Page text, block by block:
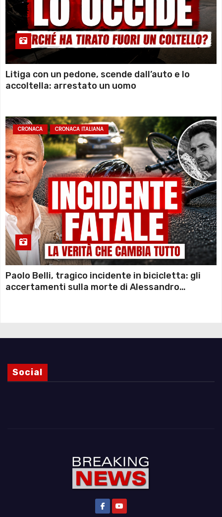
Litiga con un pedone, scende dall’auto e lo
accoltella: arrestato un uomo
CRONACA CRONACA ITALIANA
Paolo Belli, tragico incidente in bicicletta: gli
accertamenti sulla morte di Alessandro
Social